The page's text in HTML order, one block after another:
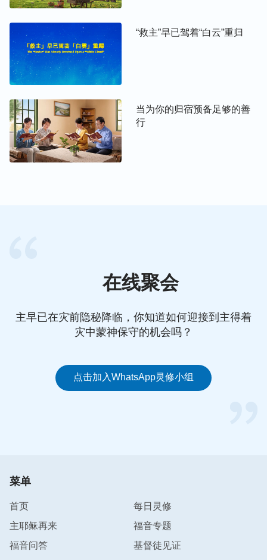
位置上来看待基督所作的每一件事，将自己放在恶人
的角度上来评价基督的一切工作与其身份实质。你们
犯了很大的错误，也做了前人所未做到的事情，那就
是你们从来都是只事奉天上的那一位头戴冠冕的高大
的神，从来都不会“侍候”这样一位渺小的令你们根本
性情的典型范例吗？你们很崇拜天上的神，很崇尚高
大的形象，很敬佩谈吐不凡的人，很愿意听命于给你
满手钱财的神，很想念处处都能如你意的神，你唯独
不崇拜的就是这样一位并不高大的神，唯独讨厌的就
天上的神，我想，这不是你们信神的目的吧！
是怎么回事？你们只接受他的说话，却并不接受他的
对付修理，更不能接受他的每一样安排，更不能完全
个空鸡蛋壳，永远都不可能有小鸡出现的。因为你们
的信没有给你们带来真理、得来生命，而是给你们带
的信怎么会有小鸡出现呢？也就是说，这样的信怎么
会有成果呢？你们信神的目的就是在利用神达到你们
的目的，这不更是触犯神性情的事实吗？你们相信天
上之神的存在，而否认地上之神的存在，但我并不认
可你们的观点，我只称许那些脚踏实地事奉地上之神
“救主”早已驾着“白云”重归
当为你的归宿预备足够的善
行
在线聚会
主早已在灾前隐秘降临，你知道如何迎接到主得着
灾中蒙神保守的机会吗？
点击加入WhatsApp灵修小组
菜单
首页
每日灵修
主耶稣再来
福音专题
福音问答
基督徒见证